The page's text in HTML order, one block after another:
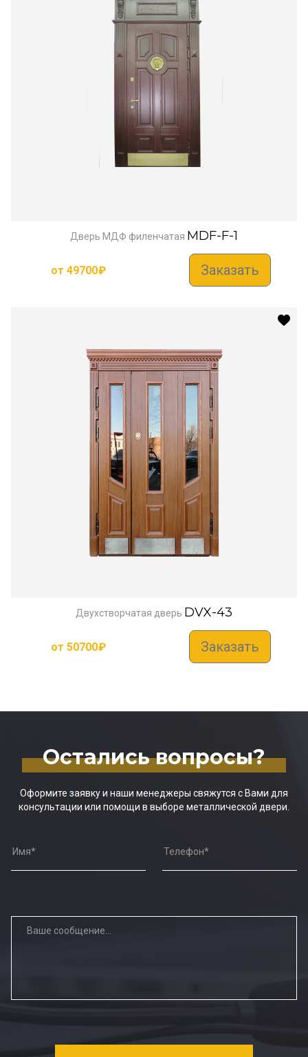
Дверь МДФ филенчатая MDF-F-1
от 49700₽ Заказать
Двухстворчатая дверь DVX-43
от 50700₽ Заказать
Остались вопросы?
Оформите заявку и наши менеджеры свяжутся с Вами для
консультации или помощи в выборе металлической двери.